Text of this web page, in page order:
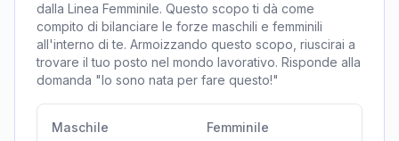
dalla Linea Femminile. Questo scopo ti dà come
compito di bilanciare le forze maschili e femminili
all'interno di te. Armoizzando questo scopo, riuscirai a
trovare il tuo posto nel mondo lavorativo. Risponde alla
domanda "Io sono nata per fare questo!"
Maschile Femminile